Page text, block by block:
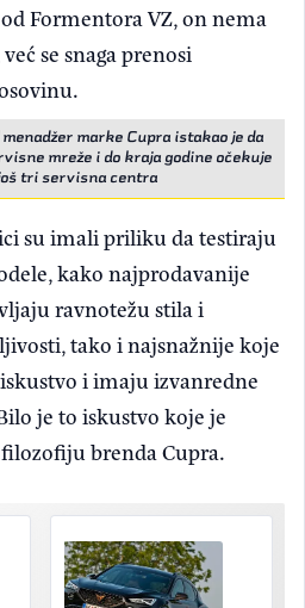
Formentora VZ, on nema
se snaga prenosi
marke Cupra istakao je da
mreže i do kraja godine očekuje
tri servisna centra
su imali priliku da testiraju
kako najprodavanije
ravnotežu stila i
tako i najsnažnije koje
i imaju izvanredne
je to iskustvo koje je
brenda Cupra.